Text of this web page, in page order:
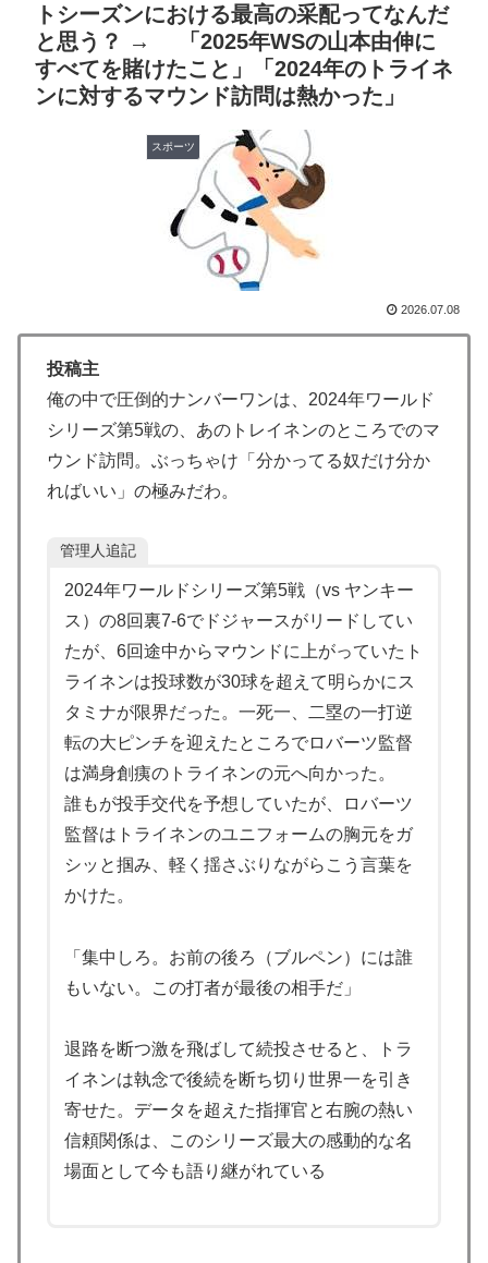
的の出産ツーリズム禁止令」に署名…寄生侵略防止へ
[海外の反応]
▶
海外の反応：熊本の病院で手術中に熊本地震が発生、大
揺れの中でも患者を守った医師たちの対応ぶりに海外大
日本人「敷地内に勝手に停めた車がバチバチにブロック
されててウケた」→結末がめっちゃおもろいｗｗｗ【タ
海外「コーヒー1杯が6ドルって何なんだ、レシートを二
度見した」値上げで買うのをやめたもの…
海外の反応：鈴木誠也が豪快な弾丸19号HRと好守備で
た」とカブスファン絶賛
▶
海外「先進国で日本だけパスポート所有率が低すぎる、
何故なのか」
▶
海外「ディズニーがゴミのようだ！」日本がアニメ化し
た米人気SF作品に絶賛の声が殺到中
決定的に！メディカル検査をパス！現地サポが歓迎！ア
ーセナルファンも祝福！【海外の反応】
海外「お前らの国に他愛のない対立ってある？」日本
「エスカレーターの立つ位置」
【伝説の100得点、いまだ都市伝説扱い】海外「バムの
83点でようやく信じた」
外国人「米・ジャガイモ・パン・麺の4大主食、一生食
えないなら何を捨てる？」
ワイ「飯食う前にうんちしたろ！（ﾌﾞﾘｯw）」
海外「さすが日本！」日本の医療従事者の倫理観の高さ
ちらです‥」→「国境を越えた驚くべき歴史のつなが
能性を会長が示唆！移籍金が交渉の壁に..現地サポの本
音がこれ！【海外の反応】
【海外の反応】韓国が日本による竹島の領有権主張に対
して強く抗議したらしい → 「もはや毎年の恒例行事だ
な」「他のことから国民の目をそらせるからお互いの政
府にとって都合がいいんだよ」
トシーズンにおける最高の采配ってなんだ
と思う？ → 「2025年WSの山本由伸に
すべてを賭けたこと」「2024年のトライネ
ンに対するマウンド訪問は熱かった」
スポーツ
2026.07.08
投稿主
俺の中で圧倒的ナンバーワンは、2024年ワールド
シリーズ第5戦の、あのトレイネンのところでのマ
ウンド訪問。ぶっちゃけ「分かってる奴だけ分か
ればいい」の極みだわ。
管理人追記
2024年ワールドシリーズ第5戦（vs ヤンキー
ス）の8回裏7-6でドジャースがリードしてい
たが、6回途中からマウンドに上がっていたト
ライネンは投球数が30球を超えて明らかにス
タミナが限界だった。一死一、二塁の一打逆
転の大ピンチを迎えたところでロバーツ監督
は満身創痍のトライネンの元へ向かった。
誰もが投手交代を予想していたが、ロバーツ
監督はトライネンのユニフォームの胸元をガ
シッと掴み、軽く揺さぶりながらこう言葉を
かけた。
「集中しろ。お前の後ろ（ブルペン）には誰
もいない。この打者が最後の相手だ」
退路を断つ激を飛ばして続投させると、トラ
イネンは執念で後続を断ち切り世界一を引き
寄せた。データを超えた指揮官と右腕の熱い
信頼関係は、このシリーズ最大の感動的な名
場面として今も語り継がれている